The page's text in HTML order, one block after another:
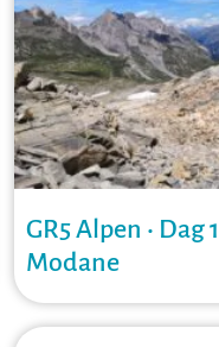
GR5 Alpen • Dag
Modane